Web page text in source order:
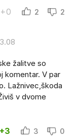
+0 2 2
žalitve so
komentar. V par
Lažnivec,škoda
v dvome
+3 3 0